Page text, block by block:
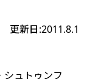
更新日:2011.8.1
シュトゥンフ